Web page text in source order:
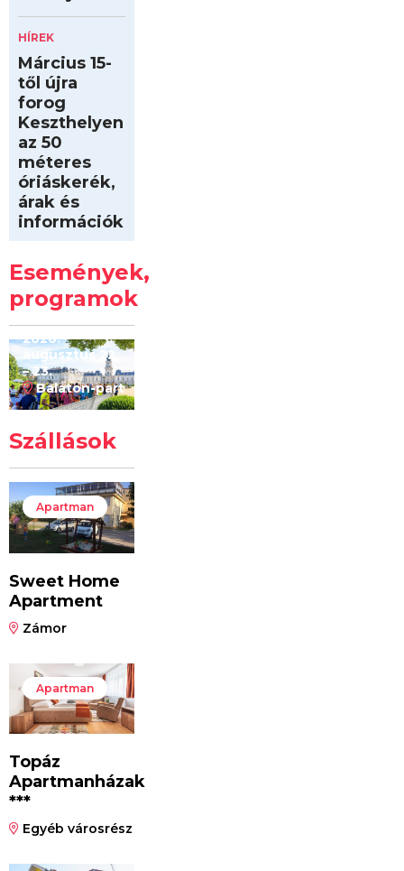
HÍREK
Március 15-
től újra
forog
Keszthelyen
az 50
méteres
óriáskerék,
árak és
információk
Események,
programok
Kilóméterek
2026
2026.
augusztus 22
– 23.
Balaton-part
Szállások
Apartman
Sweet Home
Apartment
Zámor
Apartman
Topáz
Apartmanházak
***
Egyéb városrész